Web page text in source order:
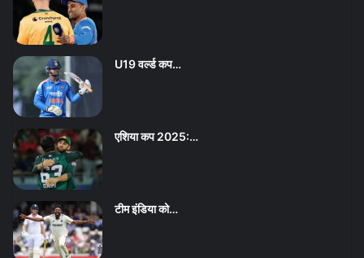
U19 वर्ल्ड कप…
एशिया कप 2025:…
टीम इंडिया को…